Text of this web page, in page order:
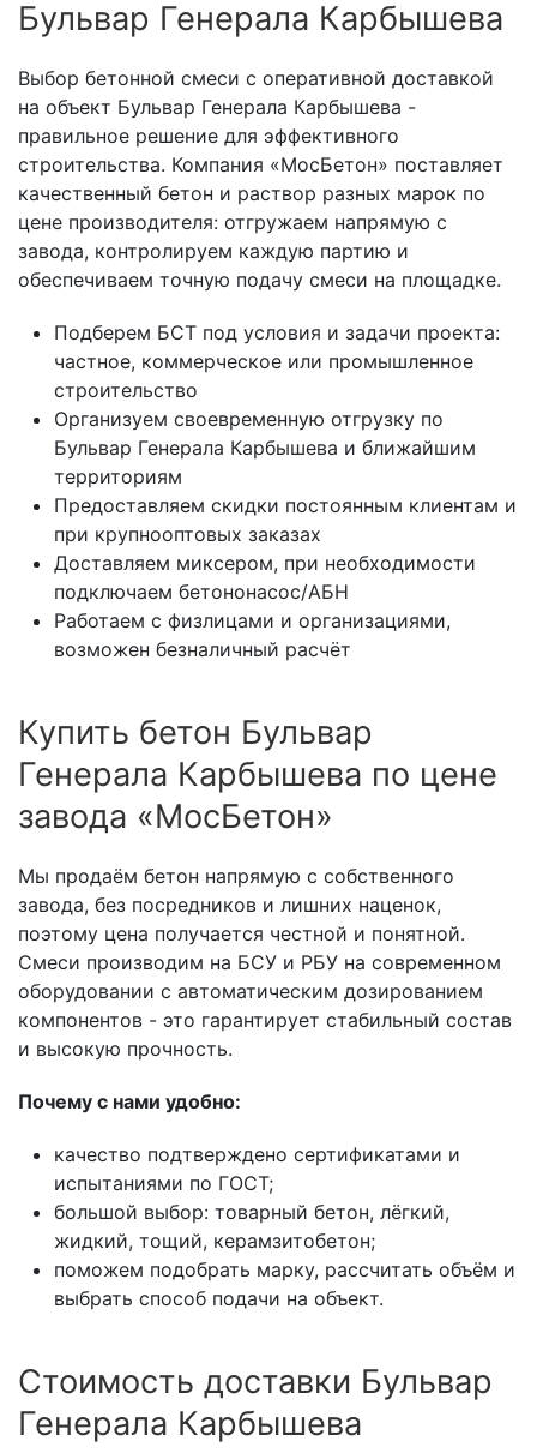
Бульвар Генерала Карбышева
Выбор бетонной смеси с оперативной доставкой
на объект Бульвар Генерала Карбышева -
правильное решение для эффективного
строительства. Компания «МосБетон» поставляет
качественный бетон и раствор разных марок по
цене производителя: отгружаем напрямую с
завода, контролируем каждую партию и
обеспечиваем точную подачу смеси на площадке.
Подберем БСТ под условия и задачи проекта:
частное, коммерческое или промышленное
строительство
Организуем своевременную отгрузку по
Бульвар Генерала Карбышева и ближайшим
территориям
Предоставляем скидки постоянным клиентам и
при крупнооптовых заказах
Доставляем миксером, при необходимости
подключаем бетононасос/АБН
Работаем с физлицами и организациями,
возможен безналичный расчёт
Купить бетон Бульвар
Генерала Карбышева по цене
завода «МосБетон»
Мы продаём бетон напрямую с собственного
завода, без посредников и лишних наценок,
поэтому цена получается честной и понятной.
Смеси производим на БСУ и РБУ на современном
оборудовании с автоматическим дозированием
компонентов - это гарантирует стабильный состав
и высокую прочность.
Почему с нами удобно:
качество подтверждено сертификатами и
испытаниями по ГОСТ;
большой выбор: товарный бетон, лёгкий,
жидкий, тощий, керамзитобетон;
поможем подобрать марку, рассчитать объём и
выбрать способ подачи на объект.
Стоимость доставки Бульвар
Генерала Карбышева